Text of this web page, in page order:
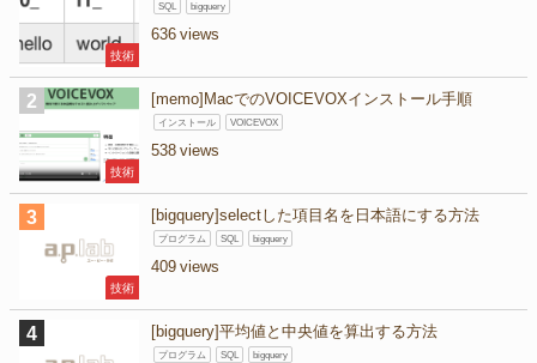
技術
SQL bigquery
636
技術
[memo]MacでのVOICEVOXインストール手順
インストール VOICEVOX
538
技術
[bigquery]selectした項目名を日本語にする方法
プログラム SQL bigquery
409
[bigquery]平均値と中央値を算出する方法
プログラム SQL bigquery